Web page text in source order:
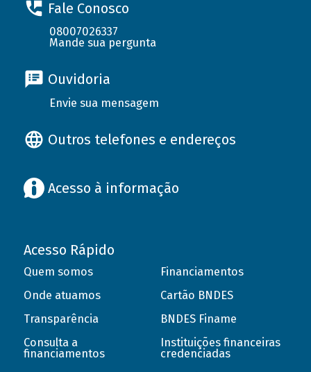
Fale Conosco
08007026337
Mande sua pergunta
Ouvidoria
Envie sua mensagem
Outros telefones e endereços
Acesso à informação
Acesso Rápido
Quem somos
Onde atuamos
Transparência
Consulta a
financiamentos
Financiamentos
Cartão BNDES
BNDES Finame
Instituições financeiras
credenciadas